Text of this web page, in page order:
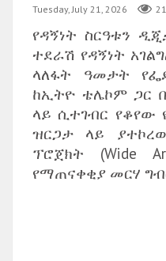
Tuesday, July 21, 2026
የዳኝነት ስርዓቱን
ተደራሽ የዳኝነት
ላለፋት ዓመታት
ከኢትዮ ቴሌኮም ጋር
ላይ ሲተገብር የቆየው
ዝርጋታ ላይ
ፕሮጀክት (Wide
የማጠናቀቂያ መርሃ